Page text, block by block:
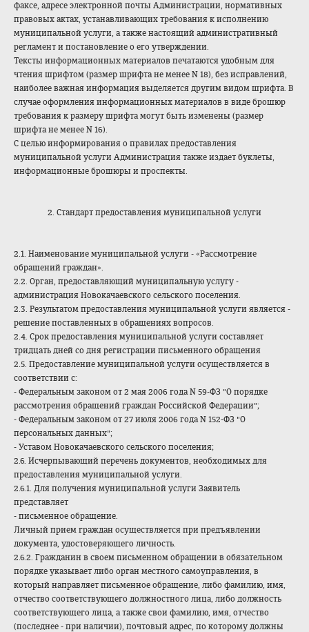
факсе, адресе электронной почты Администрации, нормативных
правовых актах, устанавливающих требования к исполнению
муниципальной услуги, а также настоящий административный
регламент и постановление о его утверждении.
Тексты информационных материалов печатаются удобным для
чтения шрифтом (размер шрифта не менее N 18), без исправлений,
наиболее важная информация выделяется другим видом шрифта. В
случае оформления информационных материалов в виде брошюр
требования к размеру шрифта могут быть изменены (размер
шрифта не менее N 16).
С целью информирования о правилах предоставления
муниципальной услуги Администрация также издает буклеты,
информационные брошюры и проспекты.
2. Стандарт предоставления муниципальной услуги
2.1. Наименование муниципальной услуги - «Рассмотрение
обращений граждан».
2.2. Орган, предоставляющий муниципальную услугу -
администрация Новокачаевского сельского поселения.
2.3. Результатом предоставления муниципальной услуги является -
решение поставленных в обращениях вопросов.
2.4. Срок предоставления муниципальной услуги составляет
тридцать дней со дня регистрации письменного обращения
2.5. Предоставление муниципальной услуги осуществляется в
соответствии с:
- Федеральным законом от 2 мая 2006 года N 59-ФЗ "О порядке
рассмотрения обращений граждан Российской Федерации";
- Федеральным законом от 27 июля 2006 года N 152-ФЗ "О
персональных данных";
- Уставом Новокачаевского сельского поселения;
2.6. Исчерпывающий перечень документов, необходимых для
предоставления муниципальной услуги.
2.6.1. Для получения муниципальной услуги Заявитель
представляет
- письменное обращение.
Личный прием граждан осуществляется при предъявлении
документа, удостоверяющего личность.
2.6.2. Гражданин в своем письменном обращении в обязательном
порядке указывает либо орган местного самоуправления, в
который направляет письменное обращение, либо фамилию, имя,
отчество соответствующего должностного лица, либо должность
соответствующего лица, а также свои фамилию, имя, отчество
(последнее - при наличии), почтовый адрес, по которому должны